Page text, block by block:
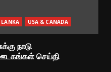
LANKA USA & CANADA
நாடு
செய்தி